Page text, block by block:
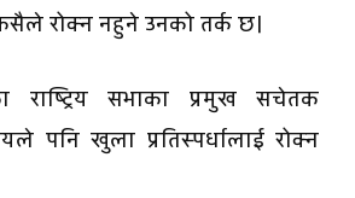
रोक्न नहुने उनको तर्क छ।
राष्ट्रिय सभाका प्रमुख सचेतक
पनि खुला प्रतिस्पर्धालाई रोक्न